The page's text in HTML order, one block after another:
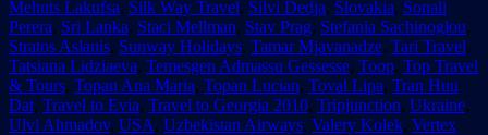
Mehuts Lakufsa, Silk Way Travel, Silvi Dedja, Slovakia, Sonali
Perera, Sri Lanka, Staci Mellman, Stav Prag, Stefania Sachinoglou,
Stratos Aslanis, Sunway Holidays, Tamar Mjavanadze, Tari Travel,
Tatsiana Lidziaeva, Temesgen Admassu Gessesse, Toop, Top Travel
& Tours, Topan Ana Maria, Topan Lucian, Toval Lipa, Tran Huu
Dat, Travel to Evia, Travel to Georgia 2010, Tripjunction, Ukraine,
Ulvi Ahmadov, USA, Uzbekistan Airways, Valery Kolek, Vertex